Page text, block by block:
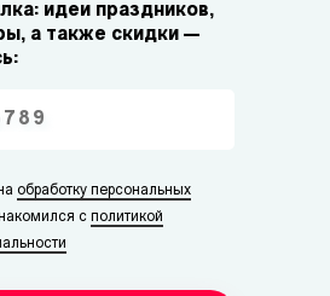
идеи праздников,
а также скидки —
обработку персональных
с политикой